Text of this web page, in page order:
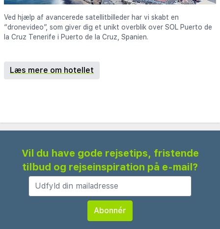
Ved hjælp af avancerede satellitbilleder har vi skabt en
“dronevideo”, som giver dig et unikt overblik over SOL Puerto de
la Cruz Tenerife i Puerto de la Cruz, Spanien.
Læs mere om hotellet
Vil du have gode rejsetips, fristende
tilbud og rejseinspiration på e-mail?